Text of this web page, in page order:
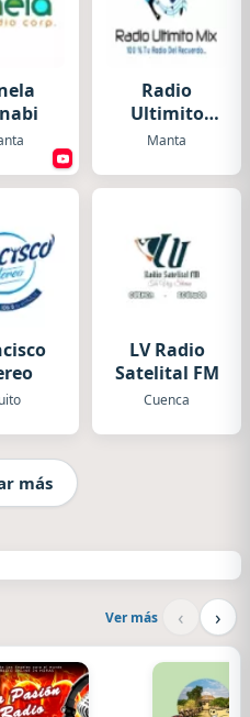
Radio
Ultimito
Mix
Manta
LV Radio
Satelital FM
Cuenca
más
Ver más ‹ ›